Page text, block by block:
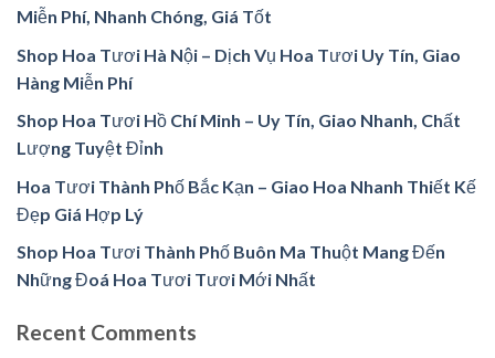
Miễn Phí, Nhanh Chóng, Giá Tốt
Shop Hoa Tươi Hà Nội – Dịch Vụ Hoa Tươi Uy Tín, Giao
Hàng Miễn Phí
Shop Hoa Tươi Hồ Chí Minh – Uy Tín, Giao Nhanh, Chất
Lượng Tuyệt Đỉnh
Hoa Tươi Thành Phố Bắc Kạn – Giao Hoa Nhanh Thiết Kế
Đẹp Giá Hợp Lý
Shop Hoa Tươi Thành Phố Buôn Ma Thuột Mang Đến
Những Đoá Hoa Tươi Tươi Mới Nhất
Recent Comments